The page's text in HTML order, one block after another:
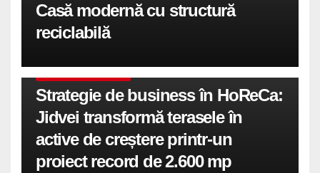
Casă modernă cu structură
reciclabilă
Strategie de business în HoReCa:
Jidvei transformă terasele în
active de creștere printr-un
proiect record de 2.600 mp